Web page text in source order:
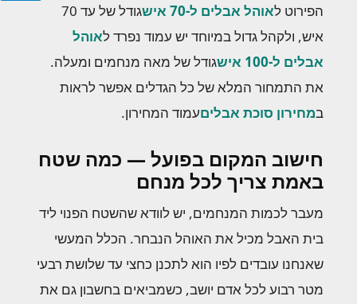
הפירוט לאוהל אבלים ל-70 איש
גודל של עד 70
איש, ולקהל גדול במיוחד יש עמוד נפרד לאוהל
אבלים ל-100 איש
גודל של מאה מנחמים ומעלה.
את התמחור המלא של כל הגדלים אפשר לראות
במחירון סוכת אבליםעמוד המחירון.
חישוב המקום בפועל — כמה שטח
באמת צריך לכל מנחם
מעבר לכמות המנחמים, יש לוודא שהשטח הפנוי ליד
בית האבל מכיל את האוהל הנבחר. הכלל המעשי
שאנחנו עובדים לפיו הוא לתכנן כחצי עד שלושת רבעי
מטר רבוע לכל אדם יושב, כשמביאים בחשבון גם את